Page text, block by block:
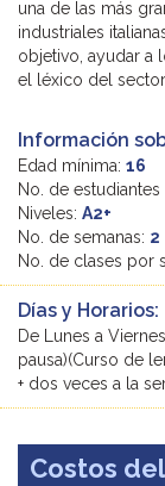
una de las más
industriales
objetivo, ayudar a
el léxico del sector.
Información
Edad mínima: 16
No. de
Niveles: A2+
No. de semanas: 2
No. de clases por
Días y Horarios:
De Lunes a
pausa)(Curso de
+ dos veces a la
Costos